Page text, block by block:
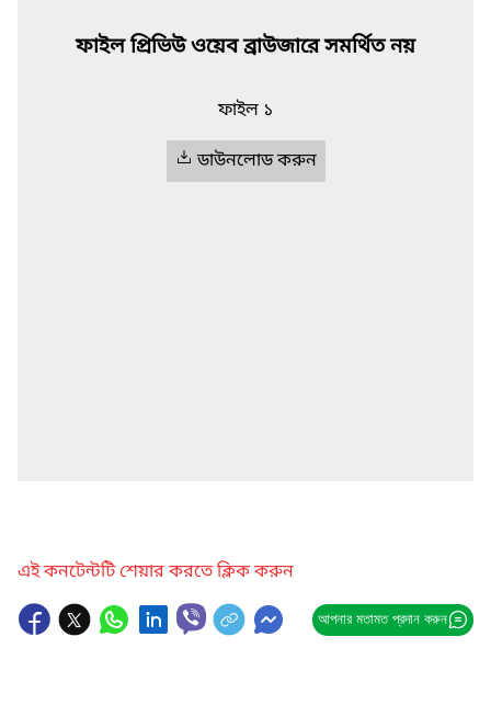
ফাইল প্রিভিউ ওয়েব ব্রাউজারে সমর্থিত নয়
ফাইল ১
ডাউনলোড করুন
এই কনটেন্টটি শেয়ার করতে ক্লিক করুন
আপনার মতামত প্রদান করুন